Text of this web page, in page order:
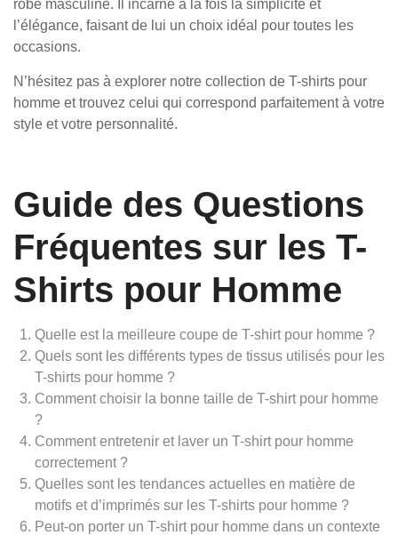
robe masculine. Il incarne à la fois la simplicité et
l’élégance, faisant de lui un choix idéal pour toutes les
occasions.
N’hésitez pas à explorer notre collection de T-shirts pour
homme et trouvez celui qui correspond parfaitement à votre
style et votre personnalité.
Guide des Questions
Fréquentes sur les T-
Shirts pour Homme
Quelle est la meilleure coupe de T-shirt pour homme ?
Quels sont les différents types de tissus utilisés pour les
T-shirts pour homme ?
Comment choisir la bonne taille de T-shirt pour homme
?
Comment entretenir et laver un T-shirt pour homme
correctement ?
Quelles sont les tendances actuelles en matière de
motifs et d’imprimés sur les T-shirts pour homme ?
Peut-on porter un T-shirt pour homme dans un contexte